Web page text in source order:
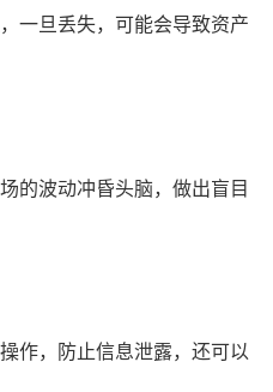
一旦丢失，可能会导致资产
的波动冲昏头脑，做出盲目
作，防止信息泄露，还可以